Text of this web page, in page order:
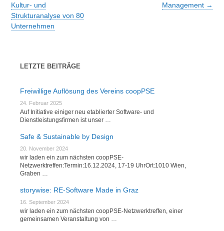
navigation
Kultur- und
Strukturanalyse von 80
Unternehmen
Management →
LETZTE BEITRÄGE
Freiwillige Auflösung des Vereins coopPSE
24. Februar 2025
Auf Initiative einiger neu etablierter Software- und
Dienstleistungsfirmen ist unser …
Safe & Sustainable by Design
20. November 2024
wir laden ein zum nächsten coopPSE-
Netzwerktreffen:Termin:16.12.2024, 17-19 UhrOrt:1010 Wien,
Graben …
storywise: RE-Software Made in Graz
16. September 2024
wir laden ein zum nächsten coopPSE-Netzwerktreffen, einer
gemeinsamen Veranstaltung von …